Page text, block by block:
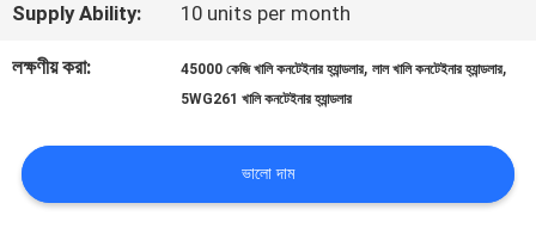
PRIVACY
Supply Ability: 10 units per month
লক্ষণীয় করা: 45000 কেজি খালি কনটেইনার হ্যান্ডলার,লাল খালি কনটেইনার হ্যান্ডলার,
5WG261 খালি কনটেইনার হ্যান্ডলার
ভালো দাম